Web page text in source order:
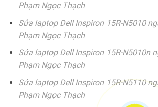
Phạm Ngọc Thạch
Sửa laptop Dell Inspiron 15R-N5010
Phạm Ngọc Thạch
Sửa laptop Dell Inspiron 15R-N5010n
Phạm Ngọc Thạch
Sửa laptop Dell Inspiron 15R-N5110
Phạm Ngọc Thạch